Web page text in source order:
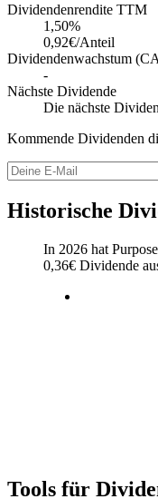
Dividendenrendite TTM
1,50%
0,92€/Anteil
Dividendenwachstum
-
Nächste Dividende
Die nächste
Kommende Dividenden
Historische
In 2026 hat
0,36€ Dividende
Tools für